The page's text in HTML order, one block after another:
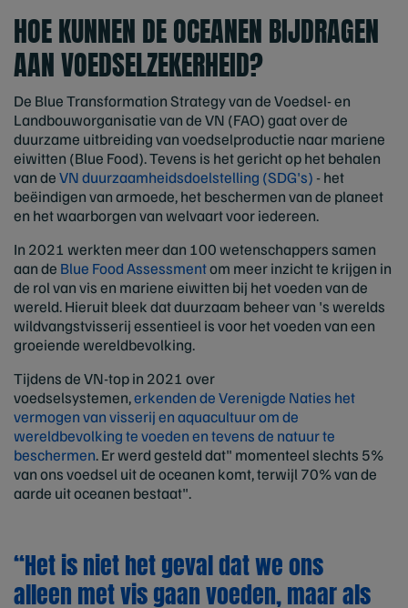
HOE KUNNEN DE OCEANEN BIJDRAGEN
AAN VOEDSELZEKERHEID?
De Blue Transformation Strategy van de Voedsel- en
Landbouworganisatie van de VN (FAO) gaat over de
duurzame uitbreiding van voedselproductie naar mariene
eiwitten (Blue Food). Tevens is het gericht op het behalen
van deVN duurzaamheidsdoelstelling (SDG's) - het
beëindigen van armoede, het beschermen van de planeet
en het waarborgen van welvaart voor iedereen.
In 2021 werkten meer dan 100 wetenschappers samen
aan de Blue Food Assessmentom meer inzicht te krijgen in
de rol van vis en mariene eiwitten bij het voeden van de
wereld. Hieruit bleek dat duurzaam beheer van 's werelds
wildvangstvisserij essentieel is voor het voeden van een
groeiende wereldbevolking.
Tijdens de VN-top in 2021 over
voedselsystemen,erkenden de Verenigde Naties het
vermogen van visserij en aquacultuur om de
wereldbevolking te voeden en tevens de natuur te
beschermen. Er werd gesteld dat" momenteel slechts 5%
van ons voedsel uit de oceanen komt, terwijl 70% van de
aarde uit oceanen bestaat".
“Het is niet het geval dat we ons
alleen met vis gaan voeden, maar als